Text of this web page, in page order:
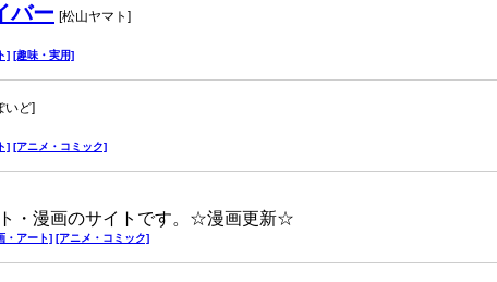
バー [松山ヤマト]
] [趣味・実用]
いど]
] [アニメ・コミック]
・漫画のサイトです。☆漫画更新☆
・アート] [アニメ・コミック]